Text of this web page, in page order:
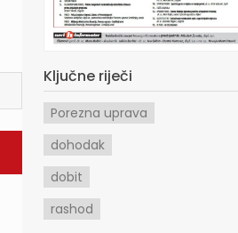
Ključne riječi
Porezna uprava
dohodak
dobit
rashod